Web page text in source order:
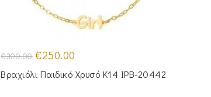
€300.00 Original
price
was:
€300.00.
€250.00
τιμή
είναι:
Βραχιόλι Παιδικό Χρυσό Κ14 IPB-20442